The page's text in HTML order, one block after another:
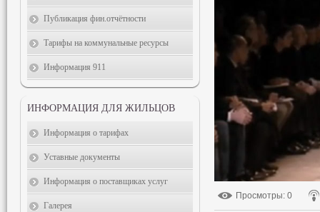
Просмотры: 0
Публикация фин.отчётности
Тарифы на коммунальные ресурсы
Информация 911
ИНФОРМАЦИЯ ДЛЯ ЖИЛЬЦОВ
Информация о тарифах
Уставные документы
Информация о поставщиках услуг
Галерея